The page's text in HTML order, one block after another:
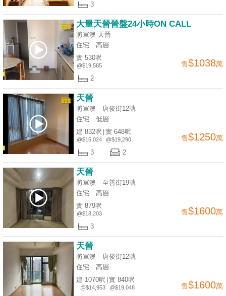
3
大量天晉晉盤24小時ON CALL
將軍澳 天晉
住宅
高層
實 530呎
@$19,585 售$1038萬
2
天晉
將軍澳 唐俊街12號
住宅
低層
建 832呎
@$15,024
實 648呎
@$19,290 售$1250萬
3 2
天晉
將軍澳 至善街19號
住宅
高層
實 879呎
@$18,203 售$1600萬
3
天晉
將軍澳 唐俊街12號
住宅
高層
建 1070呎
@$14,953
實 840呎
@$19,048 售$1600萬